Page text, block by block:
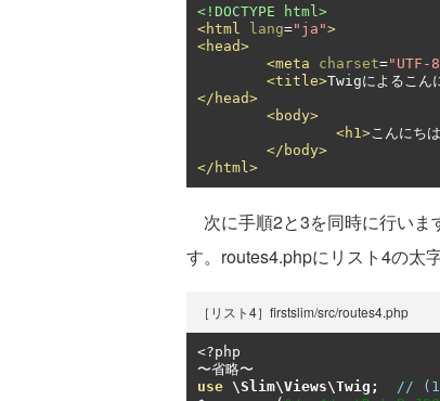
<!DOCTYPE html>
<html
lang="ja">
<head>
<meta
charset="UTF-
<title>Twigによるこん
</head>
<body>
<h1>こんにち
</body>
</html>
次に手順2と3を同時に行いま
す。routes4.phpにリスト4の太
［リスト4］firstslim/src/routes4.php
<?
〜省略〜
use \Slim\Views\Twig ;
//